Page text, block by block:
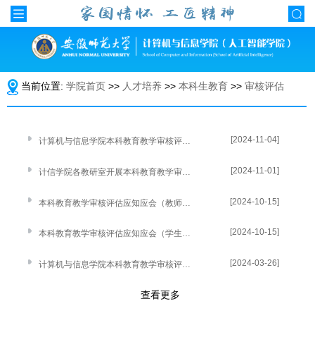
当前位置: 学院首页 >> 人才培养 >> 本科生教育 >> 审核评估
计算机与信息学院本科教育教学审核评估院系卓越育人巡礼 [2024-11-04]
[2024-11-01]
[2024-10-15]
本科教育教学审核评估应知应会（学生版） [2024-10-15]
计算机与信息学院本科教育教学审核评估实施方案 [2024-03-26]
查看更多